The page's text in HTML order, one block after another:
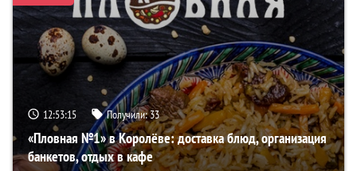
12:53:14 Получили:33
«Пловная №1» в Королёве: доставка блюд, организация
банкетов, отдых в кафе